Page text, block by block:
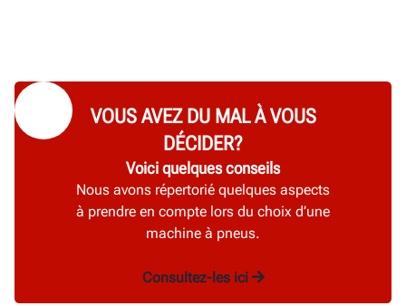
VOUS AVEZ DU MAL À VOUS
DÉCIDER?
Voici quelques conseils
Nous avons répertorié quelques aspects
à prendre en compte lors du choix d’une
machine à pneus.
Consultez-les ici